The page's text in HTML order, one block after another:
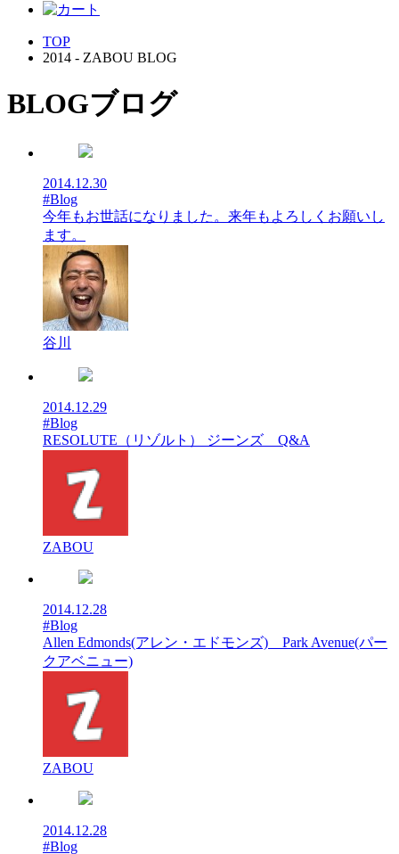
TOP
2014 - ZABOU BLOG
BLOGブログ
2014.12.30
#Blog
今年もお世話になりました。来年もよろしくお願いし
ます。
谷川
2014.12.29
#Blog
RESOLUTE（リゾルト） ジーンズ Q&A
ZABOU
2014.12.28
#Blog
Allen Edmonds(アレン・エドモンズ) Park Avenue(パー
クアベニュー)
ZABOU
2014.12.28
#Blog